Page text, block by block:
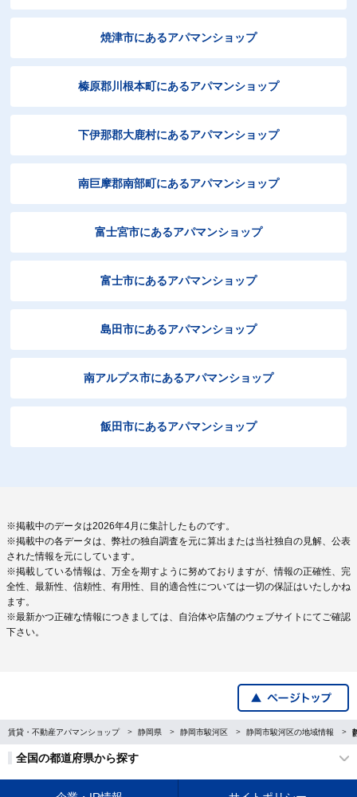
焼津市にあるアパマンショップ
榛原郡川根本町にあるアパマンショップ
下伊那郡大鹿村にあるアパマンショップ
南巨摩郡南部町にあるアパマンショップ
富士宮市にあるアパマンショップ
富士市にあるアパマンショップ
島田市にあるアパマンショップ
南アルプス市にあるアパマンショップ
飯田市にあるアパマンショップ
※掲載中のデータは2026年4月に集計したものです。
※掲載中の各データは、弊社の独自調査を元に算出または当社独自の見解、公表
された情報を元にしています。
※掲載している情報は、万全を期すように努めておりますが、情報の正確性、完
全性、最新性、信頼性、有用性、目的適合性については一切の保証はいたしかね
ます。
※最新かつ正確な情報につきましては、自治体や店舗のウェブサイトにてご確認
下さい。
賃貸・不動産アパマンショップ 静岡県 静岡市駿河区 静岡市駿河区の地域情報
全国の都道府県から探す